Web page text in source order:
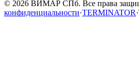
© 2026 ВИМАР СПб. Все права
конфиденциальности·TERMINATOR·